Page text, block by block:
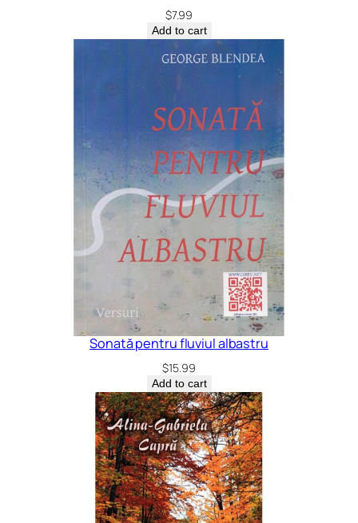
$7.99
Add to cart
Sonată pentru fluviul albastru
$15.99
Add to cart